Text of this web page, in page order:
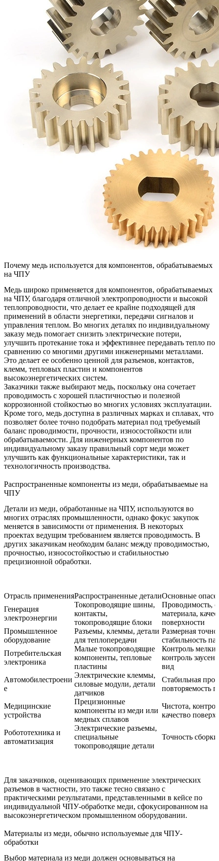
Почему медь используется для компонентов, обрабатываемых
на ЧПУ
Медь широко применяется для компонентов, обрабатываемых
на ЧПУ, благодаря отличной электропроводности и высокой
теплопроводности, что делает ее крайне подходящей для
применений в области энергетики, передачи сигналов и
управления теплом. Во многих деталях по индивидуальному
заказу медь помогает снизить электрические потери,
улучшить протекание тока и эффективнее передавать тепло по
сравнению со многими другими инженерными металлами.
Это делает ее особенно ценной для разъемов, контактов,
клемм, тепловых пластин и компонентов
высокоэнергетических систем.
Заказчики также выбирают медь, поскольку она сочетает
проводимость с хорошей пластичностью и полезной
коррозионной стойкостью во многих условиях эксплуатации.
Кроме того, медь доступна в различных марках и сплавах, что
позволяет более точно подобрать материал под требуемый
баланс проводимости, прочности, износостойкости или
обрабатываемости. Для инженерных компонентов по
индивидуальному заказу правильный сорт меди может
улучшить как функциональные характеристики, так и
технологичность производства.
Распространенные компоненты из меди, обрабатываемые на
ЧПУ
Детали из меди, обработанные на ЧПУ, используются во
многих отраслях промышленности, однако фокус закупок
меняется в зависимости от применения. В некоторых
проектах ведущим требованием является проводимость. В
других заказчикам необходим баланс между проводимостью,
прочностью, износостойкостью и стабильностью
прецизионной обработки.
Отрасль примененияРаспространенные деталиОсновные
Генерация
электроэнергии
Токопроводящие шины,
контакты,
токопроводящие блоки
Проводимость,
материала,
поверхности
Промышленное
оборудование
Разъемы, клеммы, детали
для теплопередачи
Размерная
стабильность
Потребительская
электроника
Малые токопроводящие
компоненты, тепловые
пластины
Контроль
контроль
вид
Автомобилестроени
е
Электрические клеммы,
силовые модули, детали
датчиков
Стабильная
повторяемость
Медицинские
устройства
Прецизионные
компоненты из меди или
медных сплавов
Чистота,
качество
Робототехника и
автоматизация
Электрические разъемы,
специальные
токопроводящие детали
Точность
Для заказчиков, оценивающих применение электрических
разъемов в частности, это также тесно связано с
практическими результатами, представленными в кейсе по
индивидуальной ЧПУ-обработке меди, сфокусированном на
высокоэнергетическом промышленном оборудовании.
Материалы из меди, обычно используемые для ЧПУ-
обработки
Выбор материала из меди должен основываться на